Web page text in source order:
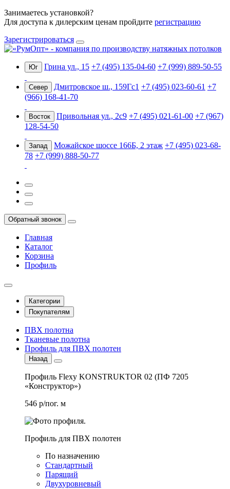
Занимаетесь установкой?
Для доступа к дилерским ценам пройдите регистрацию
Зарегистрироваться
Юг Грина ул., 15 +7 (495) 135-04-60 +7 (999) 889-50-55
Север Дмитровское ш., 159Гс1 +7 (495) 023-60-61 +7
(966) 168-41-70
Восток Привольная ул., 2с9 +7 (495) 021-61-00 +7 (967)
128-54-50
Запад Можайское шоссе 166Б, 2 этаж +7 (495) 023-68-
78 +7 (999) 888-50-77
Обратный звонок
Главная
Каталог
Корзина
Профиль
Категории
Покупателям
ПВХ полотна
Тканевые полотна
Профиль для ПВХ полотен
Назад
Профиль Flexy KONSTRUKTOR 02 (ПФ 7205
«Конструктор»)
546 р/пог. м
Профиль для ПВХ полотен
По назначению
Стандартный
Парящий
Двухуровневый